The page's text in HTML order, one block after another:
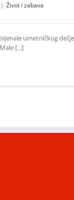
| Život i zabava
umetničkog
[...]